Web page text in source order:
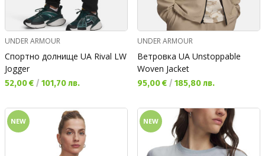
UNDER ARMOUR
Спортно долнище UA Rival LW
Jogger
Текуща цена:
52,00 € / 101,70 лв.
UNDER ARMOUR
Ветровка UA Unstoppable
Woven Jacket
Текуща цена:
95,00 € / 185,80 лв.
NEW NEW